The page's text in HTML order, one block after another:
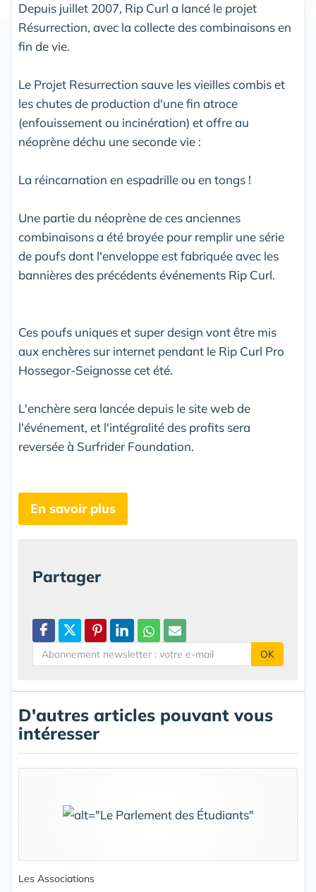
Depuis juillet 2007, Rip Curl a lancé le projet
Résurrection, avec la collecte des combinaisons en
fin de vie.
Le Projet Resurrection sauve les vieilles combis et
les chutes de production d'une fin atroce
(enfouissement ou incinération) et offre au
néoprène déchu une seconde vie :
La réincarnation en espadrille ou en tongs !
Une partie du néoprène de ces anciennes
combinaisons a été broyée pour remplir une série
de poufs dont l'enveloppe est fabriquée avec les
bannières des précédents événements Rip Curl.
Ces poufs uniques et super design vont être mis
aux enchères sur internet pendant le Rip Curl Pro
Hossegor-Seignosse cet été.
L'enchère sera lancée depuis le site web de
l'événement, et l'intégralité des profits sera
reversée à Surfrider Foundation.
En savoir plus
Partager
OK
D'autres articles pouvant vous
intéresser
Les Associations